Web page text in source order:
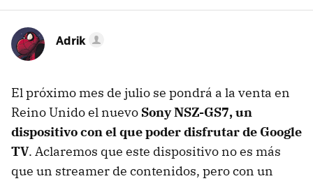
Adrik
El próximo mes de julio se pondrá a la venta en
Reino Unido el nuevo Sony NSZ-GS7, un
dispositivo con el que poder disfrutar de Google
TV. Aclaremos que este dispositivo no es más
que un streamer de contenidos, pero con un